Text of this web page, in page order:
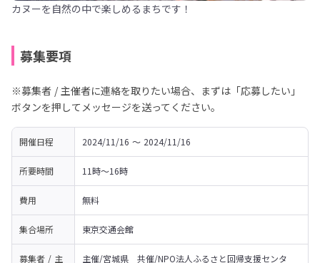
カヌーを自然の中で楽しめるまちです！
募集要項
※募集者 / 主催者に連絡を取りたい場合、まずは「応募したい」
ボタンを押してメッセージを送ってください。
開催日程 2024/11/16 〜 2024/11/16
所要時間 11時〜16時
費用 無料
集合場所 東京交通会館
募集者 / 主 主催/宮城県　共催/NPO法人ふるさと回帰支援センタ